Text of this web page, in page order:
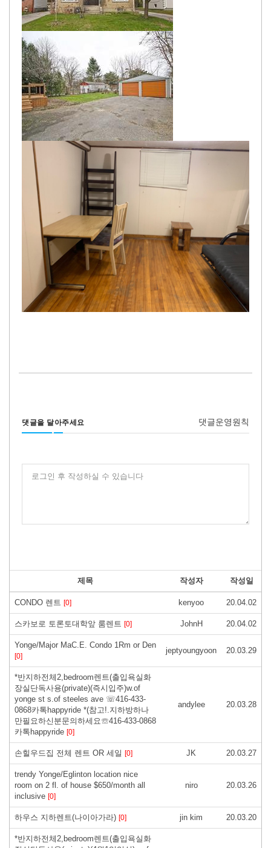
댓글을 달아주세요 댓글운영원칙
로그인 후 작성하실 수 있습니다
제목 작성자 작성일
CONDO 렌트 [0] kenyoo 20.04.02
스카보로 토론토대학앞 룸렌트 [0] JohnH 20.04.02
Yonge/Major MaC.E. Condo 1Rm or Den
[0]
jeptyoungyoon 20.03.29
*반지하전체2,bedroom렌트(출입욕실화
장실단독사용(private)(즉시입주)w.of
yonge st s.of steeles ave ☏416-433-
0868카톡happyride *(참고!.지하방하나
만필요하신분문의하세요☏416-433-0868
카톡happyride [0]
andylee 20.03.28
손힐우드집 전체 렌트 OR 세일 [0] JK 20.03.27
trendy Yonge/Eglinton location nice
room on 2 fl. of house $650/month all
inclusive [0]
niro 20.03.26
하우스 지하렌트(나이아가라) [0] jin kim 20.03.20
*반지하전체2,bedroom렌트(출입욕실화